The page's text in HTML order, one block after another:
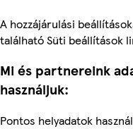
A hozzájárulási
található Süti beállítások
Mi és partnereink
használjuk:
Pontos helyadatok